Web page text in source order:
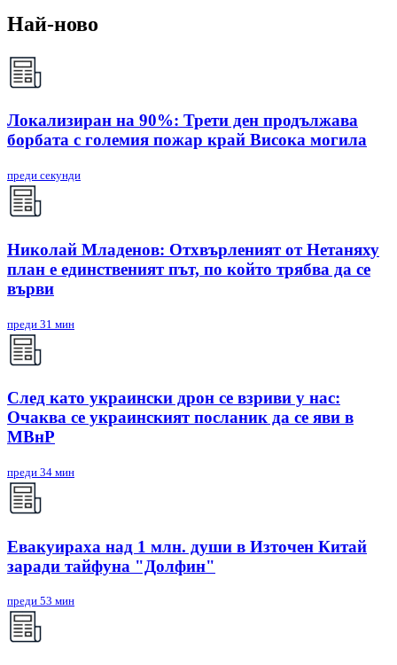
Най-ново
Локализиран на 90%: Трети ден продължава
борбата с големия пожар край Висока могила
преди секунди
Николай Младенов: Отхвърленият от Нетаняху
план е единственият път, по който трябва да се
върви
преди 31 мин
След като украински дрон се взриви у нас:
Очаква се украинският посланик да се яви в
МВнР
преди 34 мин
Евакуираха над 1 млн. души в Източен Китай
заради тайфуна "Долфин"
преди 53 мин